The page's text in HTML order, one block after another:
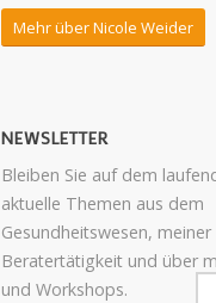
Mehr über Nicole Weider
NEWSLETTER
Bleiben Sie auf dem
aktuelle Themen aus dem
Gesundheitswesen, meiner
Beratertätigkeit und über
und Workshops.